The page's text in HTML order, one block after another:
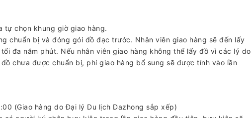
tự chọn khung giờ giao hàng.
chuẩn bị và đóng gói đồ đạc trước. Nhân viên giao hàng sẽ đến lấy
đa năm phút. Nếu nhân viên giao hàng không thể lấy đồ vì các lý do
chưa được chuẩn bị, phí giao hàng bổ sung sẽ được tính vào lần
(Giao hàng do Đại lý Du lịch Dazhong sắp xếp)